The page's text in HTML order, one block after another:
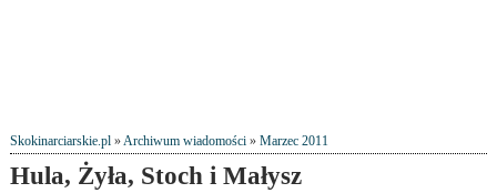
Skokinarciarskie.pl»Archiwum wiadomości» Marzec 2011
Hula, Żyła, Stoch i Małysz